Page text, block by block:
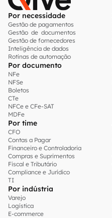
Por necessidade
Gestão de pagamentos
Gestão de documentos
Gestão de fornecedores
Inteligência de dados
Rotinas de automação
Por documento
NFe
NFSe
Boletos
CTe
NFCe e CFe-SAT
MDFe
Por time
CFO
Contas a Pagar
Financeiro e Controladoria
Compras e Suprimentos
Fiscal e Tributário
Compliance e Jurídico
TI
Por indústria
Varejo
Logística
E-commerce